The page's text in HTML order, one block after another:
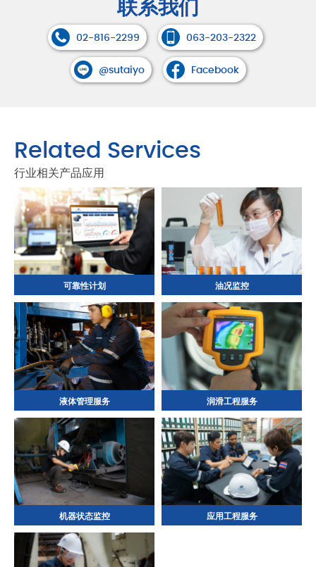
联系我们
02-816-2299 063-203-2322
@sutaiyo Facebook
Related Services
行业相关产品应用
可靠性计划 油况监控
液体管理服务 润滑工程服务
机器状态监控 应用工程服务